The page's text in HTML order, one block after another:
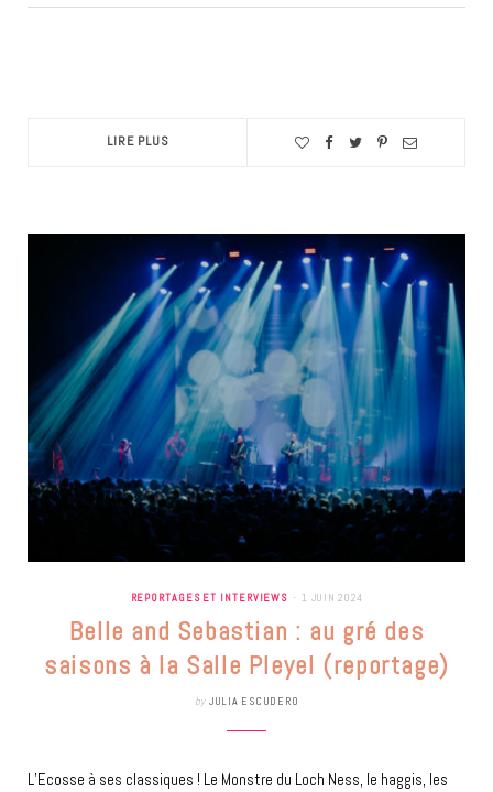
LIRE PLUS
REPORTAGES ET INTERVIEWS 1 JUIN 2024
Belle and Sebastian : au gré des
saisons à la Salle Pleyel (reportage)
by JULIA ESCUDERO
L’Ecosse à ses classiques ! Le Monstre du Loch Ness, le haggis, les